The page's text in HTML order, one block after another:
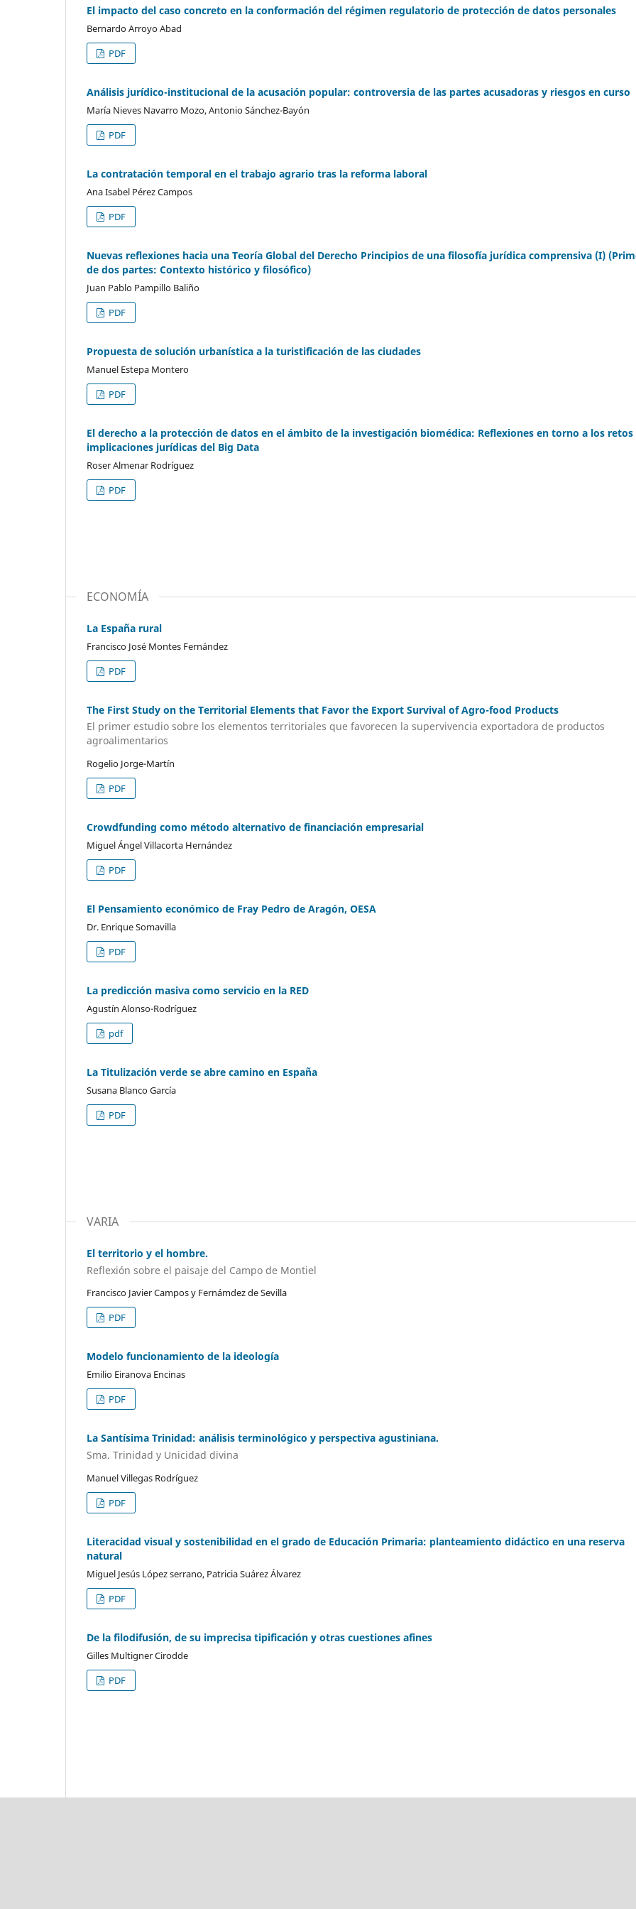
El impacto del caso concreto en la conformación del régimen regulatorio de protección de datos personales
Bernardo Arroyo Abad
PDF
Análisis jurídico-institucional de la acusación popular: controversia de las partes acusadoras y riesgos en curso
María Nieves Navarro Mozo, Antonio Sánchez-Bayón
PDF
La contratación temporal en el trabajo agrario tras la reforma laboral
Ana Isabel Pérez Campos
PDF
Nuevas reflexiones hacia una Teoría Global del Derecho Principios de una filosofía jurídica comprensiva (I)
de dos partes: Contexto histórico y filosófico)
Juan Pablo Pampillo Baliño
PDF
Propuesta de solución urbanística a la turistificación de las ciudades
Manuel Estepa Montero
PDF
El derecho a la protección de datos en el ámbito de la investigación biomédica: Reflexiones en torno a los retos
implicaciones jurídicas del Big Data
Roser Almenar Rodríguez
PDF
ECONOMÍA
La España rural
Francisco José Montes Fernández
PDF
The First Study on the Territorial Elements that Favor the Export Survival of Agro-food Products
El primer estudio sobre los elementos territoriales que favorecen la supervivencia exportadora de productos
agroalimentarios
Rogelio Jorge-Martín
PDF
Crowdfunding como método alternativo de financiación empresarial
Miguel Ángel Villacorta Hernández
PDF
El Pensamiento económico de Fray Pedro de Aragón, OESA
Dr. Enrique Somavilla
PDF
La predicción masiva como servicio en la RED
Agustín Alonso-Rodríguez
pdf
La Titulización verde se abre camino en España
Susana Blanco García
PDF
VARIA
El territorio y el hombre.
Reflexión sobre el paisaje del Campo de Montiel
Francisco Javier Campos y Fernámdez de Sevilla
PDF
Modelo funcionamiento de la ideología
Emilio Eiranova Encinas
PDF
La Santísima Trinidad: análisis terminológico y perspectiva agustiniana.
Sma. Trinidad y Unicidad divina
Manuel Villegas Rodríguez
PDF
Literacidad visual y sostenibilidad en el grado de Educación Primaria: planteamiento didáctico en una reserva
natural
Miguel Jesús López serrano, Patricia Suárez Álvarez
PDF
De la filodifusión, de su imprecisa tipificación y otras cuestiones afines
Gilles Multigner Cirodde
PDF